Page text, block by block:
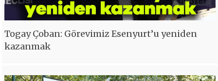
Togay Çoban: Görevimiz Esenyurt’u yeniden
kazanmak